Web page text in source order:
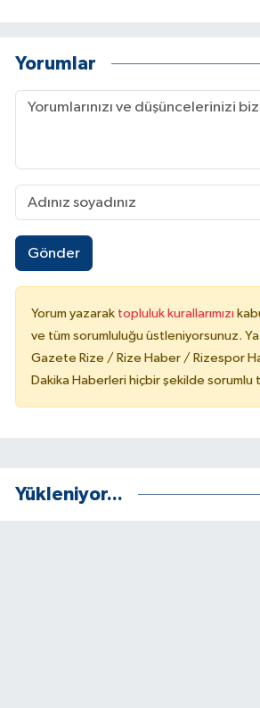
Yorumlar
Gönder
Yorum yazarak topluluk kurallarımızı
ve tüm sorumluluğu üstleniyorsunuz.
Gazete Rize / Rize Haber / Rizespor
Dakika Haberleri hiçbir şekilde sorumlu
Yükleniyor...